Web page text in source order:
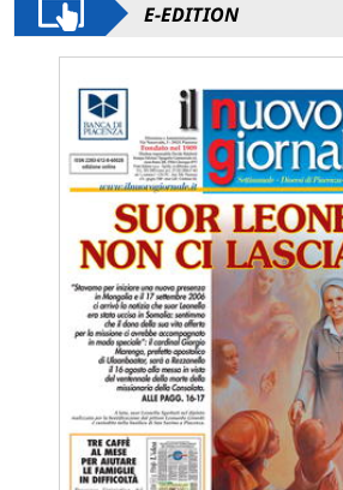
E-EDITION